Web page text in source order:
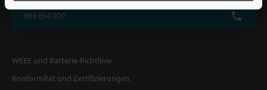
069 654 000
WEEE und Batterie-Richtlinie
Konformität und Zertifizierungen